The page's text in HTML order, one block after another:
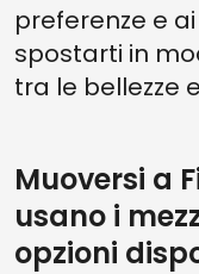
preferenze e
spostarti in
tra le bellezze
Muoversi a
usano i
opzioni